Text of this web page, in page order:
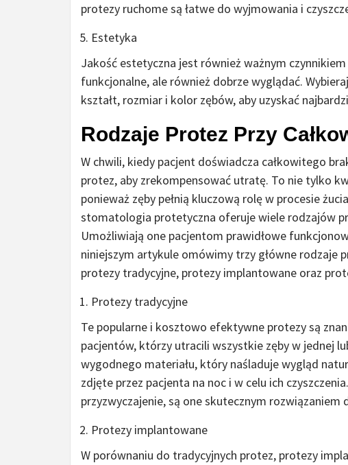
protezy ruchome są łatwe do wyjmowania i
Estetyka
Jakość estetyczna jest również ważnym
funkcjonalne, ale również dobrze wyglądać.
kształt, rozmiar i kolor zębów, aby uzyskać
Rodzaje Protez Przy
W chwili, kiedy pacjent doświadcza całkowitego
protez, aby zrekompensować utratę. To nie tylko
ponieważ zęby pełnią kluczową rolę w procesie
stomatologia protetyczna oferuje wiele rodzajów
Umożliwiają one pacjentom prawidłowe
niniejszym artykule omówimy trzy główne rodzaje
protezy tradycyjne, protezy implantowane oraz
Protezy tradycyjne
Te popularne i kosztowo efektywne protezy są
pacjentów, którzy utracili wszystkie zęby w jednej
wygodnego materiału, który naśladuje wygląd
zdjęte przez pacjenta na noc i w celu ich
przyzwyczajenie, są one skutecznym
Protezy implantowane
W porównaniu do tradycyjnych protez, protezy